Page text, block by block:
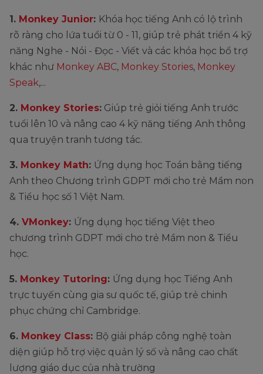
1. Monkey Junior: Khóa học tiếng Anh có lộ trình
rõ ràng cho lứa tuổi từ 0 - 11, giúp trẻ phát triển 4 kỹ
năng Nghe - Nói - Đọc - Viết và các khóa học bổ trợ
khác như Monkey ABC, Monkey Stories, Monkey
Speak,...
2. Monkey Stories: Giúp trẻ giỏi tiếng Anh trước
tuổi lên 10 và nâng cao 4 kỹ năng tiếng Anh thông
qua truyện tranh tương tác.
3. Monkey Math: Ứng dụng học Toán bằng tiếng
Anh theo Chương trình GDPT mới cho trẻ Mầm non
& Tiểu học số 1 Việt Nam.
4. VMonkey: Ứng dụng học tiếng Việt theo
chương trình GDPT mới cho trẻ Mầm non & Tiểu
học.
5. Monkey Tutoring: Ứng dụng học Tiếng Anh
trực tuyến cùng gia sư quốc tế, giúp trẻ chinh
phục chứng chỉ Cambridge.
6. Monkey Class: Bộ giải pháp công nghệ toàn
diện giúp hỗ trợ việc quản lý số và nâng cao chất
lượng giáo dục của nhà trường